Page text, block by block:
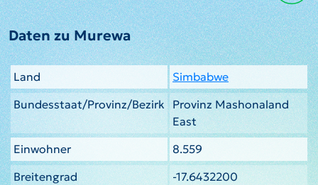
Daten zu Murewa
Land
Simbabwe
Bundesstaat/Provinz/Bezirk
Provinz Mashonaland
East
Einwohner
8.559
Breitengrad
-17.6432200